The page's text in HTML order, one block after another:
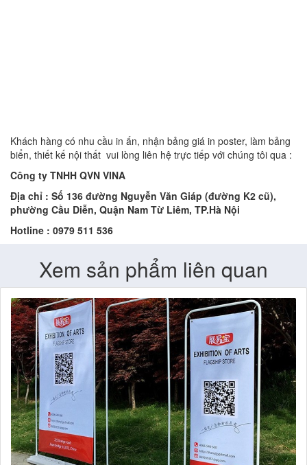
Khách hàng có nhu cầu in ấn, nhận bảng giá in poster, làm bảng
biển, thiết kế nội thất vui lòng liên hệ trực tiếp với chúng tôi qua :
Công ty TNHH QVN VINA
Địa chỉ : Số 136 đường Nguyễn Văn Giáp (đường K2 cũ),
phường Cầu Diễn, Quận Nam Từ Liêm, TP.Hà Nội
Hotline : 0979 511 536
Xem sản phẩm liên quan